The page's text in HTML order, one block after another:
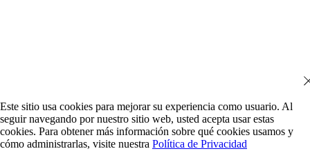
Este sitio usa cookies para mejorar su experiencia como usuario. Al
seguir navegando por nuestro sitio web, usted acepta usar estas
cookies. Para obtener más información sobre qué cookies usamos y
cómo administrarlas, visite nuestra Política de Privacidad